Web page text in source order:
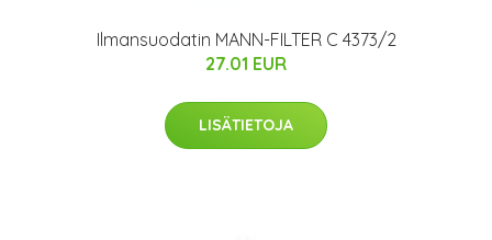
Ilmansuodatin MANN-FILTER C 4373/2
27.01 EUR
LISÄTIETOJA